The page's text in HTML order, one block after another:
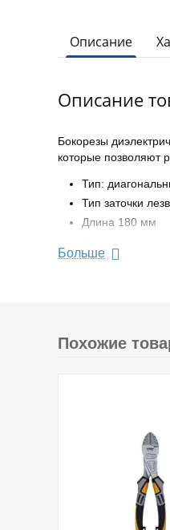
Описание
Описание
Бокорезы
которые позволяют
Тип:
Тип заточки
Длина 180 мм
Диаметр
Больше
Похожие